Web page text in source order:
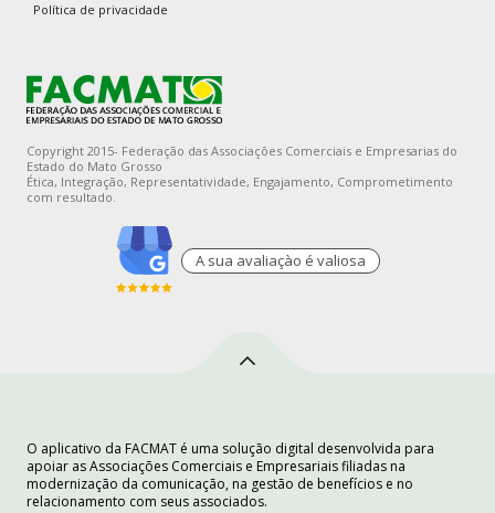
Política de privacidade
Copyright 2015- Federação das Associações Comerciais e Empresarias do
Estado do Mato Grosso
Ética, Integração, Representatividade, Engajamento, Comprometimento
com resultado.
A sua avaliaçào é valiosa
O aplicativo da FACMAT é uma solução digital desenvolvida para
apoiar as Associações Comerciais e Empresariais filiadas na
modernização da comunicação, na gestão de benefícios e no
relacionamento com seus associados.